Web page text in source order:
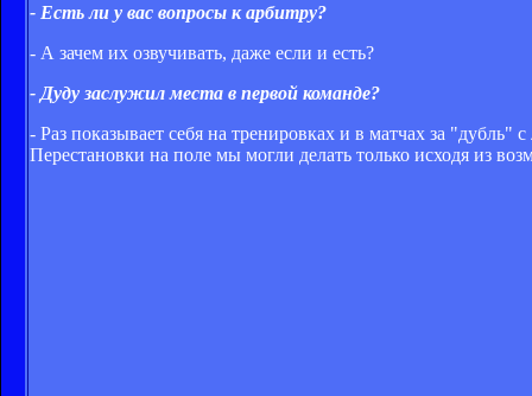
- Есть ли у вас вопросы к арбитру?
- А зачем их озвучивать, даже если и есть?
- Дуду заслужил места в первой команде?
- Раз показывает себя на тренировках и в матчах за
Перестановки на поле мы могли делать только исходя из